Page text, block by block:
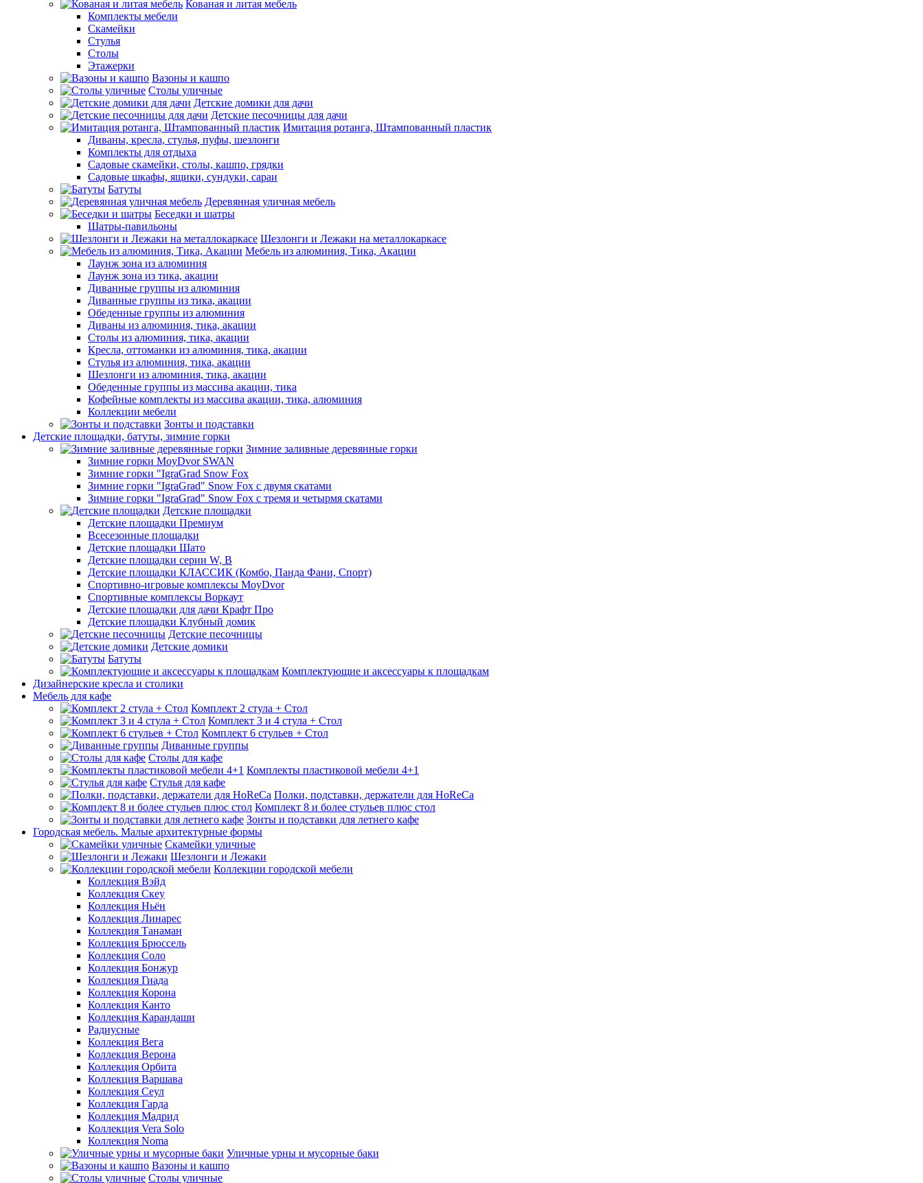
Кованая и литая мебель
Комплекты мебели
Скамейки
Стулья
Столы
Этажерки
Вазоны и кашпо
Столы уличные
Детские домики для дачи
Детские песочницы для дачи
Имитация ротанга, Штампованный пластик
Диваны, кресла, стулья, пуфы, шезлонги
Комплекты для отдыха
Садовые скамейки, столы, кашпо, грядки
Садовые шкафы, ящики, сундуки, сараи
Батуты
Деревянная уличная мебель
Беседки и шатры
Шатры-павильоны
Шезлонги и Лежаки на металлокаркасе
Мебель из алюминия, Тика, Акации
Лаунж зона из алюминия
Лаунж зона из тика, акации
Диванные группы из алюминия
Диванные группы из тика, акации
Обеденные группы из алюминия
Диваны из алюминия, тика, акации
Столы из алюминия, тика, акации
Кресла, оттоманки из алюминия, тика, акации
Стулья из алюминия, тика, акации
Шезлонги из алюминия, тика, акации
Обеденные группы из массива акации, тика
Кофейные комплекты из массива акации, тика, алюминия
Коллекции мебели
Зонты и подставки
Детские площадки, батуты, зимние горки
Зимние заливные деревянные горки
Зимние горки MoyDvor SWAN
Зимние горки "IgraGrad Snow Fox
Зимние горки "IgraGrad" Snow Fox с двумя скатами
Зимние горки "IgraGrad" Snow Fox с тремя и четырмя скатами
Детские площадки
Детские площадки Премиум
Всесезонные площадки
Детские площадки Шато
Детские площадки серии W, В
Детские площадки КЛАССИК (Комбо, Панда Фани, Спорт)
Спортивно-игровые комплексы MoyDvor
Спортивные комплексы Воркаут
Детские площадки для дачи Крафт Про
Детские площадки Клубный домик
Детские песочницы
Детские домики
Батуты
Комплектующие и аксессуары к площадкам
Дизайнерские кресла и столики
Мебель для кафе
Комплект 2 стула + Стол
Комплект 3 и 4 стула + Стол
Комплект 6 стульев + Стол
Диванные группы
Столы для кафе
Комплекты пластиковой мебели 4+1
Стулья для кафе
Полки, подставки, держатели для HoReCa
Комплект 8 и более стульев плюс стол
Зонты и подставки для летнего кафе
Городская мебель. Малые архитектурные формы
Скамейки уличные
Шезлонги и Лежаки
Коллекции городской мебели
Коллекция Вэйд
Коллекция Скеу
Коллекция Ньён
Коллекция Линарес
Коллекция Танаман
Коллекция Брюссель
Коллекция Соло
Коллекция Бонжур
Коллекция Гиада
Коллекция Корона
Коллекция Канто
Коллекция Карандаши
Радиусные
Коллекция Вега
Коллекция Верона
Коллекция Орбита
Коллекция Варшава
Коллекция Сеул
Коллекция Гарда
Коллекция Мадрид
Коллекция Vera Solo
Коллекция Noma
Уличные урны и мусорные баки
Вазоны и кашпо
Столы уличные